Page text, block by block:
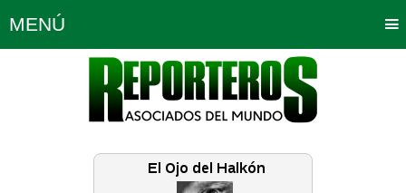
MENÚ
Política Opinión Bogotá
Planeta Tierra Deportes
Educación Neira